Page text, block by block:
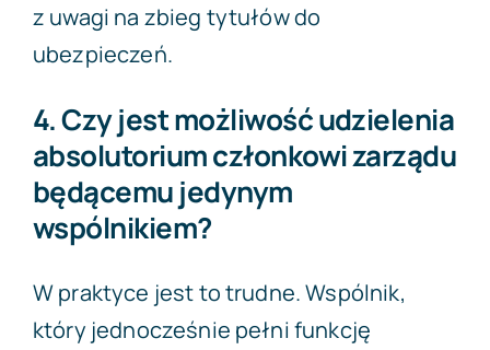
z uwagi na zbieg tytułów do
ubezpieczeń.
4. Czy jest możliwość udzielenia
absolutorium członkowi zarządu
będącemu jedynym
wspólnikiem?
W praktyce jest to trudne. Wspólnik,
który jednocześnie pełni funkcję